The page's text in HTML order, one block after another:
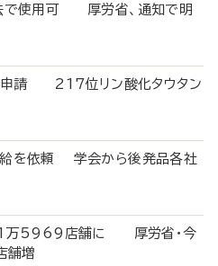
で使用可 厚労省、通知で明
申請 217位リン酸化タウタン
給を依頼 学会から後発品各社
1万5969店舗に 厚労省・今
舗増